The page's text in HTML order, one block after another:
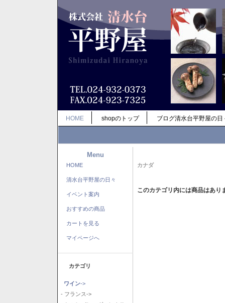
HOME shopのトップ ブログ清水台平野屋の日
Menu
HOME
清水台平野屋の日々
イベント案内
おすすめの商品
カートを見る
マイページへ
カテゴリ
ワイン->
- フランス->
カナダ
このカテゴリ内には商品はあり